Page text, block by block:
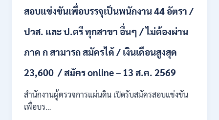
อัตรา
/
ป.ตรี
หลาย
+
เงิน
สูงสุด
สอบแข่งขันเพื่อบรรจุเป็นพนักงาน 44 อัตรา /
ปวส. และ ป.ตรี ทุกสาขา อื่นๆ / ไม่ต้องผ่าน
ภาค ก สามารถ สมัครได้ / เงินเดือนสูงสุด
23,600 / สมัคร online – 13 ส.ค. 2569
สำนักงานผู้ตรวจการแผ่นดิน เปิดรับสมัครสอบแข่งขัน
เพื่อบร…